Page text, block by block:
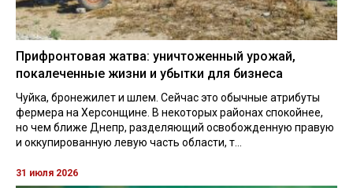
Прифронтовая жатва: уничтоженный урожай,
покалеченные жизни и убытки для бизнеса
Чуйка, бронежилет и шлем. Сейчас это обычные атрибуты
фермера на Херсонщине. В некоторых районах спокойнее,
но чем ближе Днепр, разделяющий освобожденную правую
и оккупированную левую часть области, т...
31 июля 2026